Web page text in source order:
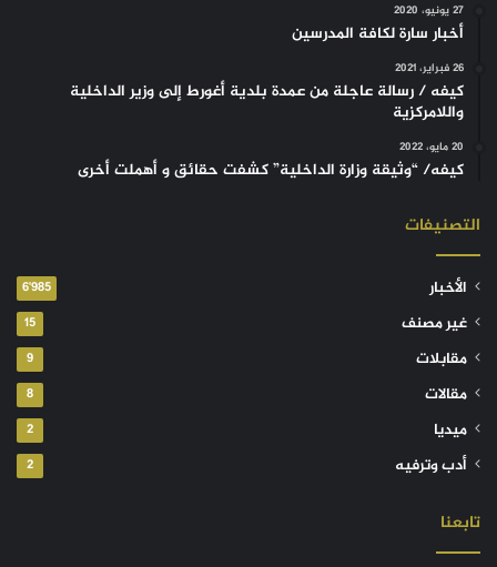
27 يونيو، 2020
أخبار سارة لكافة المدرسين
26 فبراير، 2021
كيفه / رسالة عاجلة من عمدة بلدية أغورط إلى وزير الداخلية
واللامركزية
20 مايو، 2022
كيفه/ “وثيقة وزارة الداخلية” كشفت حقائق و أهملت أخرى
التصنيفات
الأخبار 6٬985
غير مصنف 15
مقابلات 9
مقالات 8
ميديا 2
أدب وترفيه 2
تابعنا